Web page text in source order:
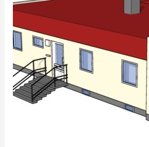
–
Bastei